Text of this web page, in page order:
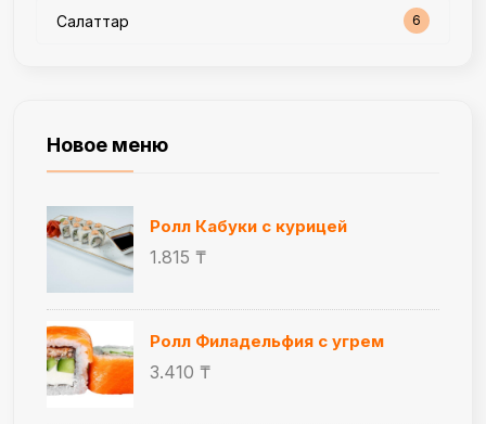
Салаттар 6
Новое меню
Ролл Кабуки с курицей
1.815 ₸
Ролл Филадельфия с угрем
3.410 ₸